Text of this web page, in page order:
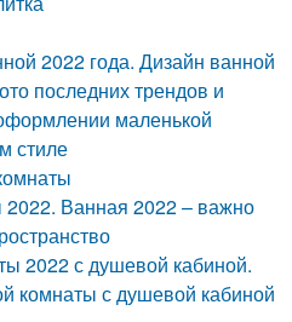
2022 года. Дизайн ванной
последних трендов и
маленькой
стиле
Ванная 2022 – важно
2022 с душевой кабиной.
комнаты с душевой кабиной